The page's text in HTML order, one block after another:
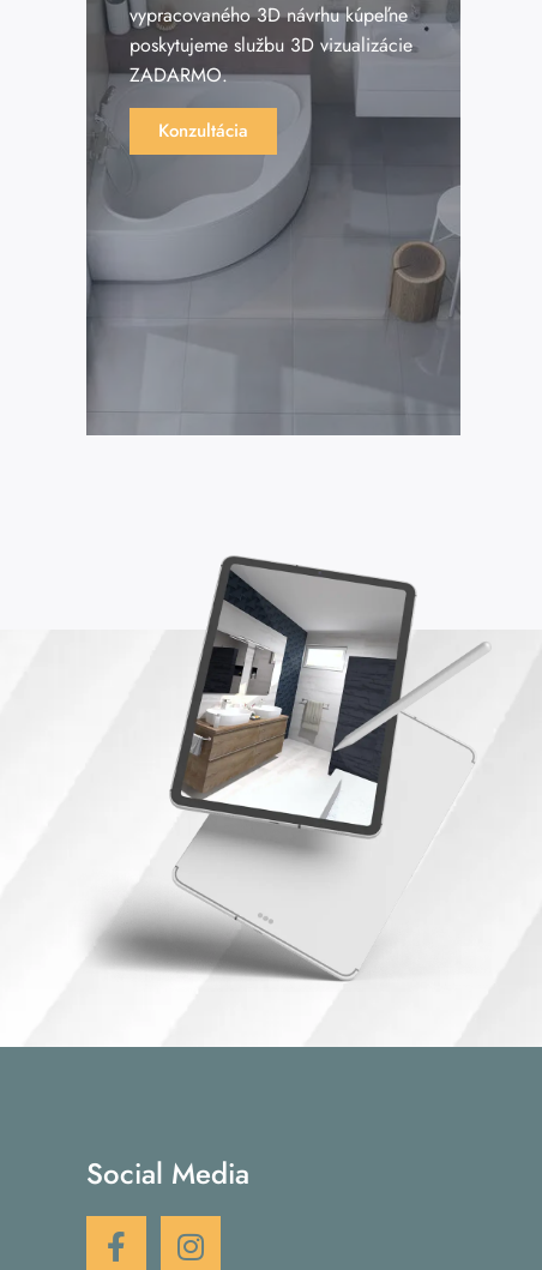
vypracovaného 3D návrhu kúpeľne
poskytujeme službu 3D vizualizácie
ZADARMO.
Konzultácia
Social Media